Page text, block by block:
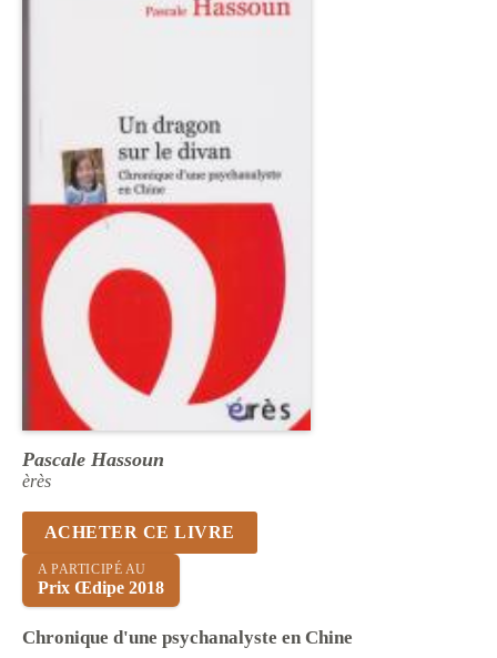
Pascale Hassoun
èrès
ACHETER CE LIVRE
A PARTICIPÉ AU
Prix Œdipe 2018
Chronique d'une psychanalyste en Chine